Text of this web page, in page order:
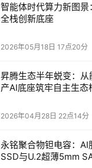
智能体时代算力新图
全栈创新底座
2026年05月18日 17点20分
昇腾生态半年蜕变：
产AI底座筑牢自主生态
2026年04月28日 22点14分
永铭聚合物钽电容：AI
SSD与U.2超薄5mm